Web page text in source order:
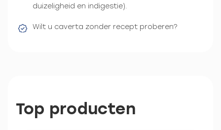
duizeligheid en indigestie).
Wilt u caverta zonder recept proberen?
Top producten